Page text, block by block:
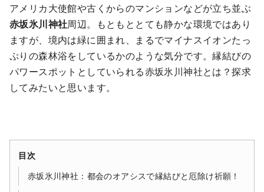
アメリカ大使館や古くからのマンションなどが立ち並ぶ
赤坂氷川神社周辺。もともととても静かな環境ではあり
ますが、境内は緑に囲まれ、まるでマイナスイオンたっ
ぷりの森林浴をしているかのような気分です。縁結びの
パワースポットとしていられる赤坂氷川神社とは？探求
してみたいと思います。
目次
赤坂氷川神社：都会のオアシスで縁結びと厄除け祈願！